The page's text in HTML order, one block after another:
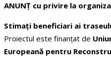
ANUNȚ cu privire la
Stimați beneficiari ai
Proiectul este finanțat de
Europeană pentru